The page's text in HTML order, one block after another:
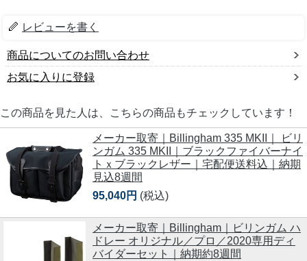
レビューを書く
商品についてのお問い合わせ
お気に入りに登録
この商品を見た人は、こちらの商品もチェックしています！
メーカー取寄｜Billingham 335 MKII｜ ビリ
ンガム 335 MKII｜ブラックファイバーナイ
トｘブラックレザー｜宅配便送料込｜納期
見込8週間
95,040円 (税込)
メーカー取寄｜Billingham｜ビリンガム ハ
ドレー オリジナル／プロ／2020専用ディ
バイダーセット｜納期約8週間